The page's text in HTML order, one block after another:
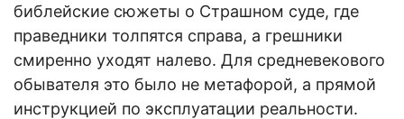
библейские сюжеты о Страшном суде, где
праведники толпятся справа, а грешники
смиренно уходят налево. Для средневекового
обывателя это было не метафорой, а прямой
инструкцией по эксплуатации реальности.